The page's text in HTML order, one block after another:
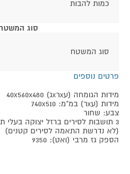
כמות להבות
סוג
סוג המשטח
פרטים נוספים
מידות הגומחה (עxרxג) 40x560x480
מידות (עxר) במ"מ: 740x510
צבע: שחור
3 תושבות לסירים ברזל יצוקה בעלי תמיכה מלאה
(לא נדרשת התאמה לסירים קטנים)
הספק גז מרבי (ואט): 9350